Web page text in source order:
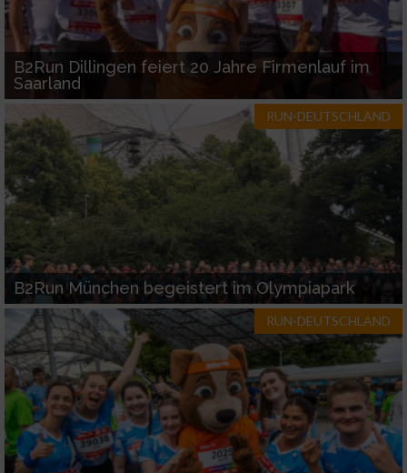
B2Run Dillingen feiert 20 Jahre Firmenlauf im
Saarland
RUN-DEUTSCHLAND
B2Run München begeistert im Olympiapark
RUN-DEUTSCHLAND